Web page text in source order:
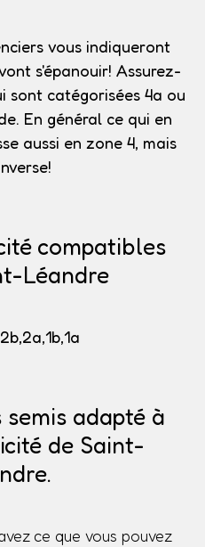
vous indiqueront
s'épanouir! Assurez-
sont catégorisées 4a ou
En général ce qui en
aussi en zone 4, mais
compatibles
Léandre
adapté à
de Saint-
ce que vous pouvez